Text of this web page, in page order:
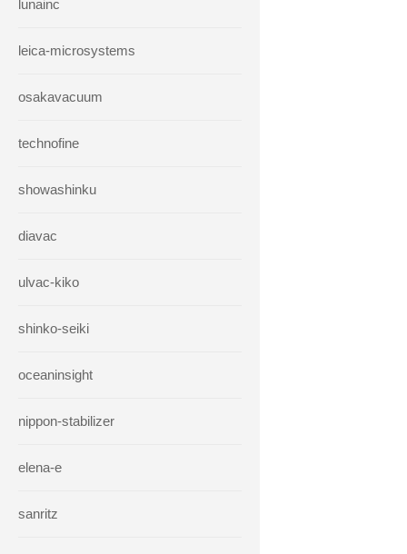
lunainc
leica-microsystems
osakavacuum
technofine
showashinku
diavac
ulvac-kiko
shinko-seiki
oceaninsight
nippon-stabilizer
elena-e
sanritz